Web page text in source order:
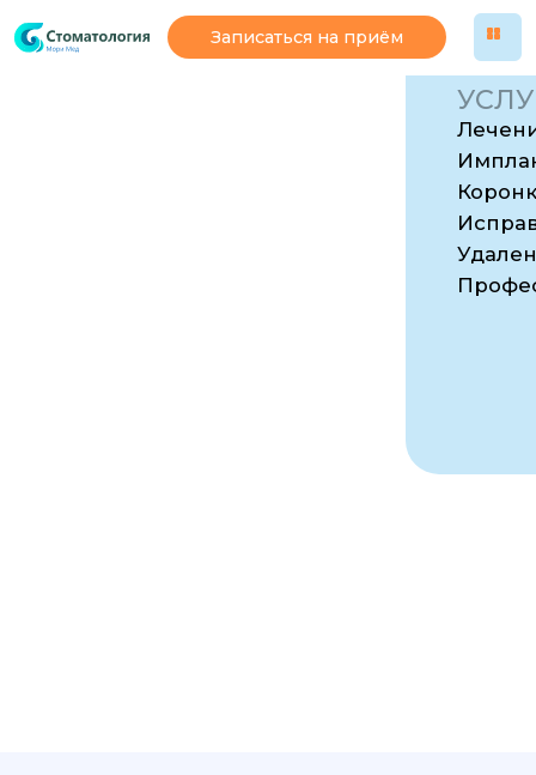
Записаться на приём
УСЛУГИ
Лечение кариеса и
Импланты и
Коронки, виниры и
Исправление прикуса и
Удаление зубов и
Профессиональная